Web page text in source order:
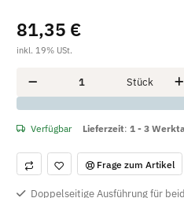
81,35 €
inkl. 19% USt.
Stück
x
Verfügbar Lieferzeit: 1 - 3
Frage zum Artikel
Doppelseitige Ausführung für